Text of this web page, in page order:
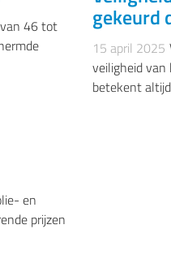
46 tot
gekeurd
15 april 2025
veiligheid van
betekent
EN
en
prijzen